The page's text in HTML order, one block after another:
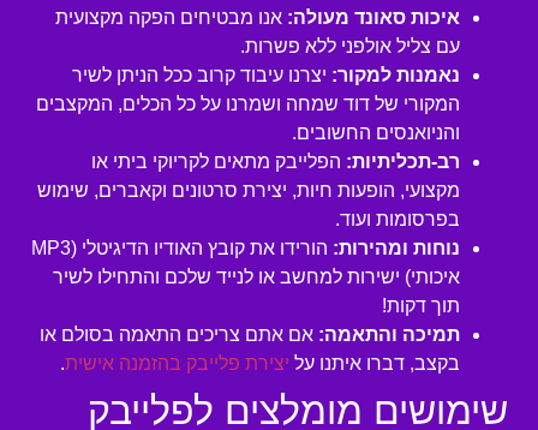
איכות סאונד מעולה: אנו מבטיחים הפקה מקצועית
עם צליל אולפני ללא פשרות.
נאמנות למקור: יצרנו עיבוד קרוב ככל הניתן לשיר
המקורי של דוד שמחה ושמרנו על כל הכלים, המקצבים
והניואנסים החשובים.
רב-תכליתיות: הפלייבק מתאים לקריוקי ביתי או
מקצועי, הופעות חיות, יצירת סרטונים וקאברים, שימוש
בפרסומות ועוד.
נוחות ומהירות:
הורידו את קובץ האודיו הדיגיטלי (MP3
איכותי) ישירות למחשב או לנייד שלכם והתחילו לשיר
תוך דקות!
תמיכה והתאמה: אם אתם צריכים התאמה בסולם או
בקצב, דברו איתנו על יצירת פלייבק בהזמנה אישית.
שימושים מומלצים לפלייבק